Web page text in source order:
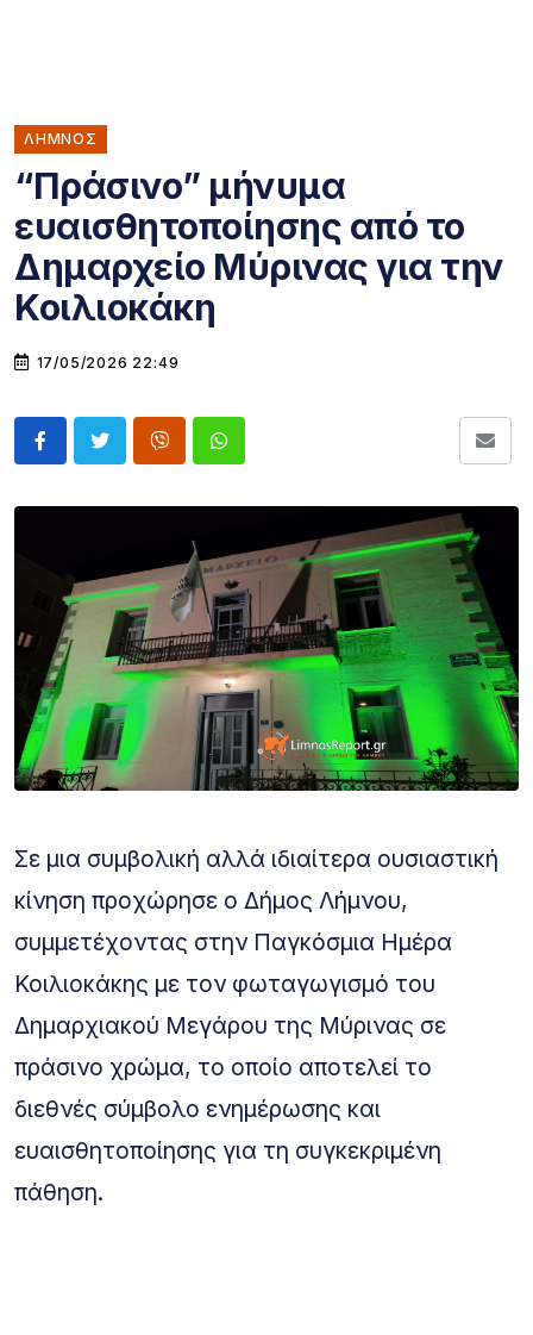
ΛΗΜΝΟΣ
“Πράσινο” μήνυμα
ευαισθητοποίησης από το
Δημαρχείο Μύρινας για την
Κοιλιοκάκη
17/05/2026 22:49
Σε μια συμβολική αλλά ιδιαίτερα ουσιαστική
κίνηση προχώρησε ο Δήμος Λήμνου,
συμμετέχοντας στην Παγκόσμια Ημέρα
Κοιλιοκάκης με τον φωταγωγισμό του
Δημαρχιακού Μεγάρου της Μύρινας σε
πράσινο χρώμα, το οποίο αποτελεί το
διεθνές σύμβολο ενημέρωσης και
ευαισθητοποίησης για τη συγκεκριμένη
πάθηση.